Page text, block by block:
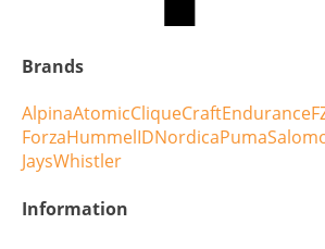
Brands
AlpinaAtomicCliqueCraftEndurance
ForzaHummelIDNordicaPuma
JaysWhistler
Information